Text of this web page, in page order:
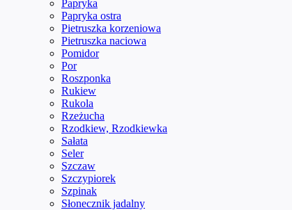
Papryka
Papryka ostra
Pietruszka korzeniowa
Pietruszka naciowa
Pomidor
Por
Roszponka
Rukiew
Rukola
Rzeżucha
Rzodkiew, Rzodkiewka
Sałata
Seler
Szczaw
Szczypiorek
Szpinak
Słonecznik jadalny